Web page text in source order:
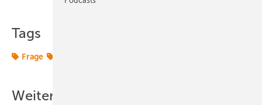
Tags
Frage
Weitere Inhalte